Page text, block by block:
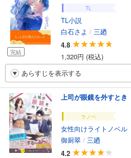
完結
TL
TL小説
白石さよ / 三廼
4.8
1,320円 (税込)
あらすじを表示する
上司が眼鏡を外すとき
ラノベ
女性向けライトノベル
御厨翠 / 三廼
4.2